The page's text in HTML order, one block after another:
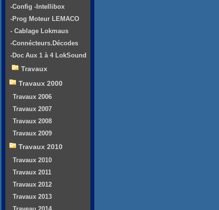
-Config -Intellibox
-Prog Moteur LEMACO
- Cablage Lokmaus
-Connécteurs.Décodes
-Doc Aux 1 à 4 LokSound
Travaux
Travaux 2000
Travaux 2006
Travaux 2007
Travaux 2008
Travaux 2009
Travaux 2010
Travaux 2010
Travaux 2011
Travaux 2012
Travaux 2013